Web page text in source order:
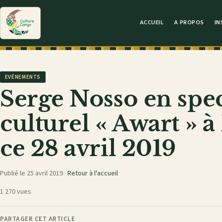
ACCUEIL A PROPOS
EVÉNEMENTS
Serge Nosso en
culturel « Awart »
ce 28 avril 2019
Publié le 25 avril 2019 · Retour à l'accueil
1 270 vues
PARTAGER CET ARTICLE